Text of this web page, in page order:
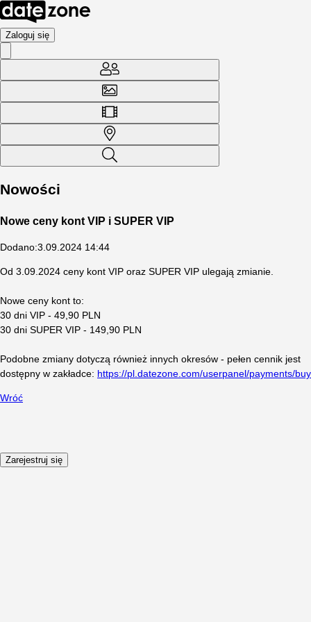
Zaloguj się
Nowości
Nowe ceny kont VIP i SUPER VIP
Dodano:3.09.2024 14:44
Od 3.09.2024 ceny kont VIP oraz SUPER VIP ulegają zmianie.
Nowe ceny kont to:
30 dni VIP - 49,90 PLN
30 dni SUPER VIP - 149,90 PLN
Podobne zmiany dotyczą również innych okresów - pełen cennik jest
dostępny w zakładce: https://pl.datezone.com/userpanel/payments/buy
Wróć
Zarejestruj się